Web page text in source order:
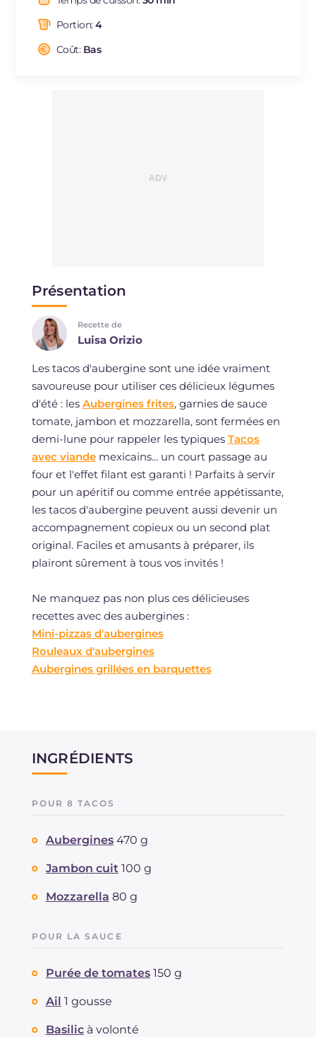
NL
Portion:4
Coût: Bas
Présentation
Recette de
Luisa Orizio
Les tacos d'aubergine sont une idée vraiment
savoureuse pour utiliser ces délicieux légumes
d'été : les Aubergines frites, garnies de sauce
tomate, jambon et mozzarella, sont fermées en
demi-lune pour rappeler les typiques Tacos
avec viandemexicains... un court passage au
four et l'effet filant est garanti ! Parfaits à servir
pour un apéritif ou comme entrée appétissante,
les tacos d'aubergine peuvent aussi devenir un
accompagnement copieux ou un second plat
original. Faciles et amusants à préparer, ils
plairont sûrement à tous vos invités !
Ne manquez pas non plus ces délicieuses
recettes avec des aubergines :
Mini-pizzas d'aubergines
Rouleaux d'aubergines
Aubergines grillées en barquettes
INGRÉDIENTS
POUR 8 TACOS
Aubergines 470 g
Jambon cuit 100 g
Mozzarella 80 g
POUR LA SAUCE
Purée de tomates 150 g
Ail 1 gousse
Basilic à volonté